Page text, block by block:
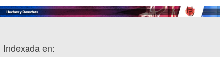
Indexada en: